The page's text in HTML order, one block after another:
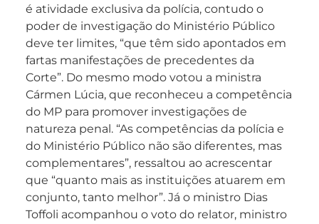
é atividade exclusiva da polícia, contudo o
poder de investigação do Ministério Público
deve ter limites, “que têm sido apontados em
fartas manifestações de precedentes da
Corte”. Do mesmo modo votou a ministra
Cármen Lúcia, que reconheceu a competência
do MP para promover investigações de
natureza penal. “As competências da polícia e
do Ministério Público não são diferentes, mas
complementares”, ressaltou ao acrescentar
que “quanto mais as instituições atuarem em
conjunto, tanto melhor”. Já o ministro Dias
Toffoli acompanhou o voto do relator, ministro